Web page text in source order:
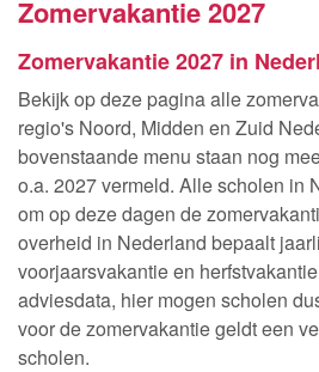
Zomervakantie 2027
Zomervakantie 2027 in
Bekijk op deze pagina alle
regio's Noord, Midden en Zuid
bovenstaande menu staan nog
o.a. 2027 vermeld. Alle scholen in
om op deze dagen de
overheid in Nederland bepaalt
voorjaarsvakantie en
adviesdata, hier mogen scholen
voor de zomervakantie geldt een
scholen.